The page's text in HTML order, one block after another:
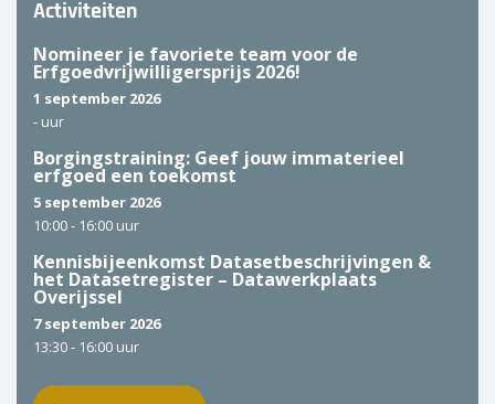
Activiteiten
Nomineer je favoriete team voor de
Erfgoedvrijwilligersprijs 2026!
1 september 2026
- uur
Borgingstraining: Geef jouw immaterieel
erfgoed een toekomst
5 september 2026
10:00 - 16:00 uur
Kennisbijeenkomst Datasetbeschrijvingen &
het Datasetregister – Datawerkplaats
Overijssel
7 september 2026
13:30 - 16:00 uur